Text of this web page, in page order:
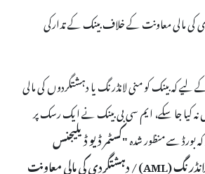
کی مالی معاونت کے خلاف بینک کے تدارکی
کہ بینک کو منی لانڈرنگ یا دہشتگردوں کی مالی
کیا جا سکے، ایم سی بی بینک نے ایک رسک پر
کہ بورڈ سے منظور شدہ"کسٹمر ڈیو ڈیلیجنس
(CDD) اور اینٹی منی لانڈرنگ (AML) / دہشتگردی کی مالی معاونت